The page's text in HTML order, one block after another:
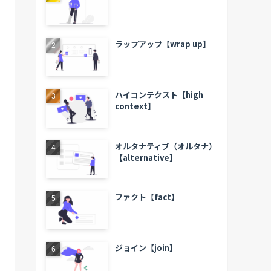
ラップアップ【wrap up】
ハイコンテクスト【high
context】
オルタナティブ（オルタナ）
【alternative】
ファクト【fact】
ジョイン【join】